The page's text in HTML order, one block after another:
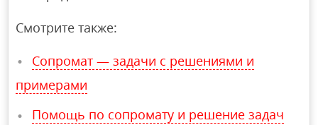
Смотрите также:
Сопромат — задачи с решениями и
примерами
Помощь по сопромату и решение задач